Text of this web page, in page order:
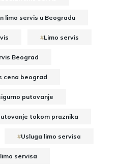
limo servis u Beogradu
Limo servis
Beograd
cena beograd
putovanje
tokom praznika
Usluga limo servisa
servisa